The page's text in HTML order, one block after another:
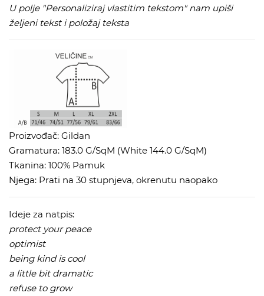
U polje "Personaliziraj vlastitim tekstom" nam upiši
željeni tekst i položaj teksta
Proizvođač: Gildan
Gramatura: 183.0 G/SqM (White 144.0 G/SqM)
Tkanina: 100% Pamuk
Njega: Prati na 30 stupnjeva, okrenutu naopako
Ideje za natpis:
protect your peace
optimist
being kind is cool
a little bit dramatic
refuse to grow